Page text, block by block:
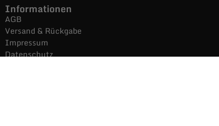
Informationen
AGB
Versand & Rückgabe
Impressum
Datenschutz